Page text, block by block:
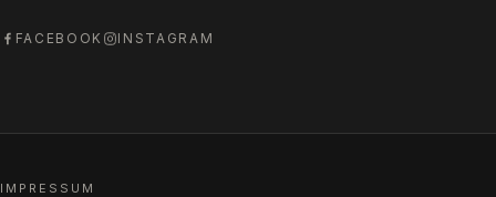
FACEBOOK INSTAGRAM
IMPRESSUM